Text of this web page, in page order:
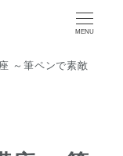
MENU
～筆ペンで素敵